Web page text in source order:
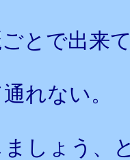
とで出来
れない。
ましょう